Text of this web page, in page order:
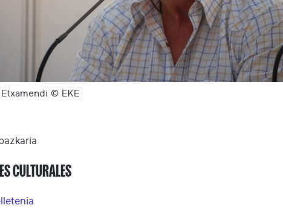
Etxamendi © EKE
CULTURALES